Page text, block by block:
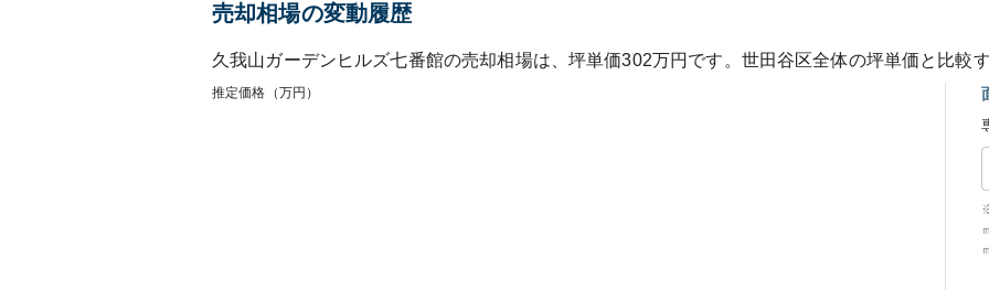
売却相場の変動履歴
久我山ガーデンヒルズ七番館の売却相場は、坪単価302万円です。 世田谷区全体の坪単価と比較
推定価格（万円）